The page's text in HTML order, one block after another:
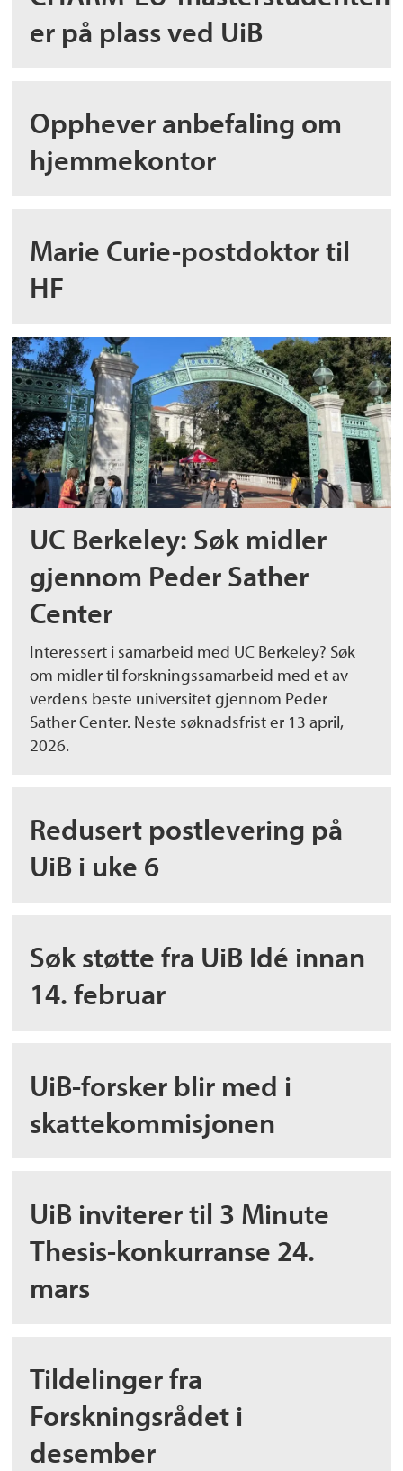
er på plass ved UiB
Opphever anbefaling om
hjemmekontor
Marie Curie-postdoktor til
HF
UC Berkeley: Søk midler
gjennom Peder Sather
Center
Interessert i samarbeid med UC Berkeley? Søk
om midler til forskningssamarbeid med et av
verdens beste universitet gjennom Peder
Sather Center. Neste søknadsfrist er 13 april,
2026.
Redusert postlevering på
UiB i uke 6
Søk støtte fra UiB Idé innan
14. februar
UiB-forsker blir med i
skattekommisjonen
UiB inviterer til 3 Minute
Thesis-konkurranse 24.
mars
Tildelinger fra
Forskningsrådet i
desember